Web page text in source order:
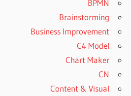
BPMN
Brainstorming
Business Improvement
C4 Model
Chart Maker
CN
Content & Visual